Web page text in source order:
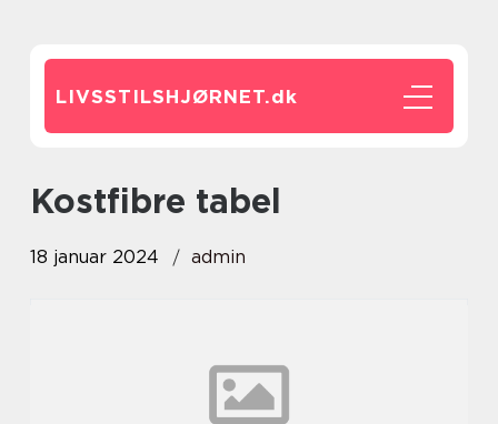
LIVSSTILSHJØRNET.dk
kostfibre tabel
18 januar 2024 admin